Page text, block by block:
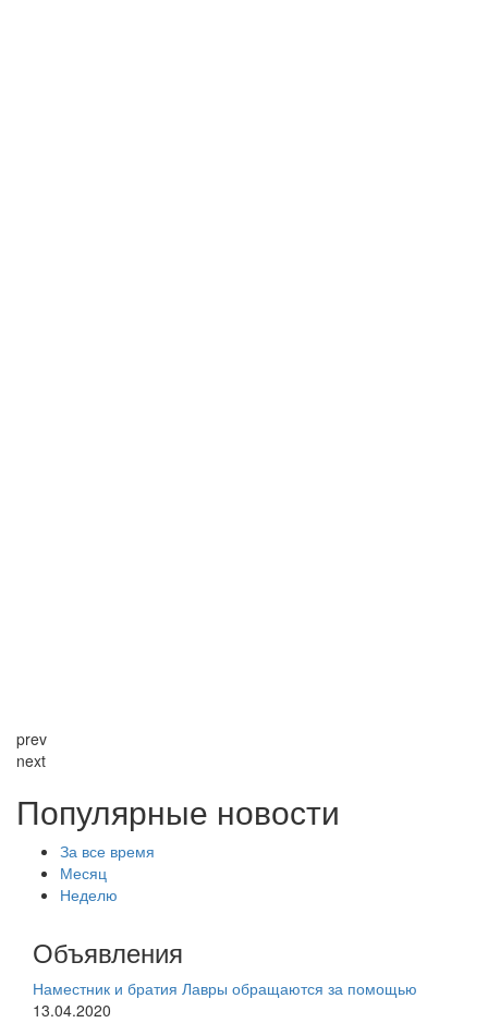
prev
next
Популярные новости
За все время
Месяц
Неделю
Объявления
Наместник и братия Лавры обращаются за помощью
13.04.2020